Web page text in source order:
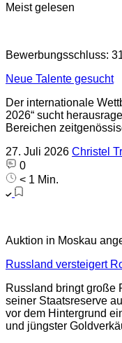
Meist gelesen
Bewerbungsschluss:
Neue Talente gesucht
Der internationale
2026“ sucht
Bereichen
27. Juli 2026 Christel
0
< 1 Min.
Auktion in Moskau
Russland versteigert
Russland bringt große
seiner Staatsreserve
vor dem Hintergrund
und jüngster